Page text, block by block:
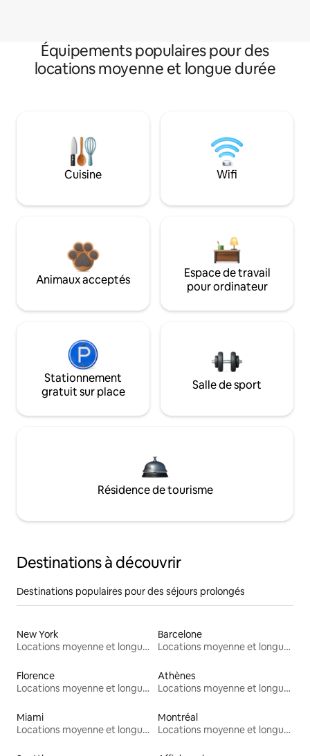
Équipements populaires pour des
locations moyenne et longue durée
Cuisine Wifi
Animaux acceptés
Espace de travail
pour ordinateur
Stationnement
gratuit sur place
Salle de sport
Résidence de tourisme
Destinations à découvrir
Destinations populaires pour des séjours prolongés
New York
Locations moyenne et longue durée
Barcelone
Locations moyenne et longue durée
Florence
Locations moyenne et longue durée
Athènes
Locations moyenne et longue durée
Miami
Locations moyenne et longue durée
Montréal
Locations moyenne et longue durée